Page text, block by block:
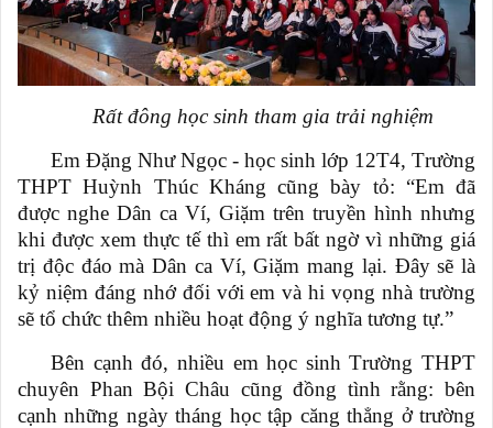
Rất đông học sinh tham gia trải nghiệm
Em Đặng Như Ngọc - học sinh lớp 12T4, Trường
THPT Huỳnh Thúc Kháng cũng bày tỏ: “Em đã
được nghe Dân ca Ví, Giặm trên truyền hình nhưng
khi được xem thực tế thì em rất bất ngờ vì những giá
trị độc đáo mà Dân ca Ví, Giặm mang lại. Đây sẽ là
kỷ niệm đáng nhớ đối với em và hi vọng nhà trường
sẽ tổ chức thêm nhiều hoạt động ý nghĩa tương tự.”
Bên cạnh đó, nhiều em học sinhTrường THPT
chuyên Phan Bội Châu cũng đồng tình rằng: bên
cạnh những ngày tháng học tập căng thẳng ở trường